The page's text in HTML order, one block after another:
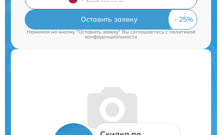
Оставить заявку
Нажимая на кнопку "Оставить заявку" Вы соглашаетесь cполитикой
конфиденциальности